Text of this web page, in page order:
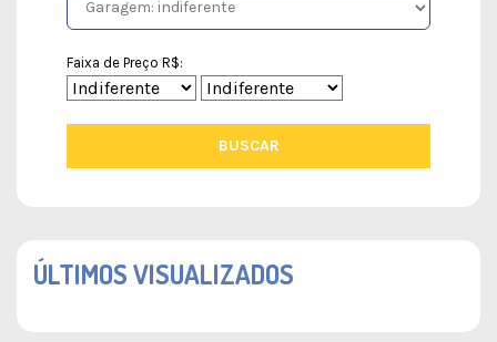
Faixa de Preço R$:
BUSCAR
ÚLTIMOS VISUALIZADOS